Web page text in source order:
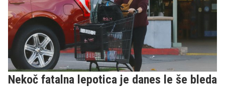
Nekoč fatalna lepotica je danes le še bleda